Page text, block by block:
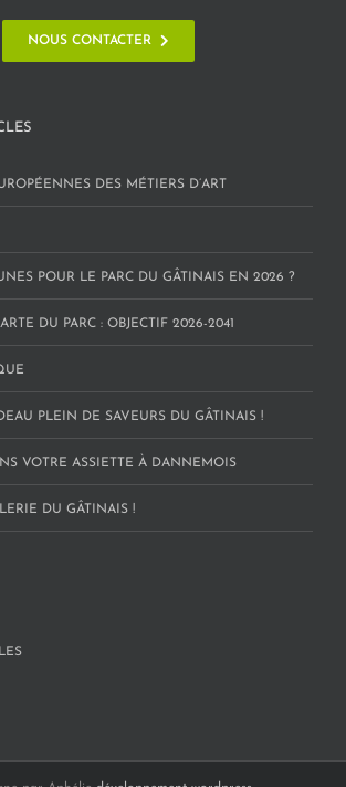
NOUS CONTACTER
DES MÉTIERS D’ART
POUR LE PARC DU GÂTINAIS EN 2026 ?
DU PARC : OBJECTIF 2026-2041
PLEIN DE SAVEURS DU GÂTINAIS !
VOTRE ASSIETTE À DANNEMOIS
DU GÂTINAIS !